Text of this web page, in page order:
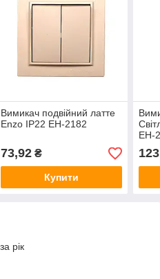
Вимикач подвійний латте
Enzo IP22 EH-2182
73,92₴
Купити
EH-
рік